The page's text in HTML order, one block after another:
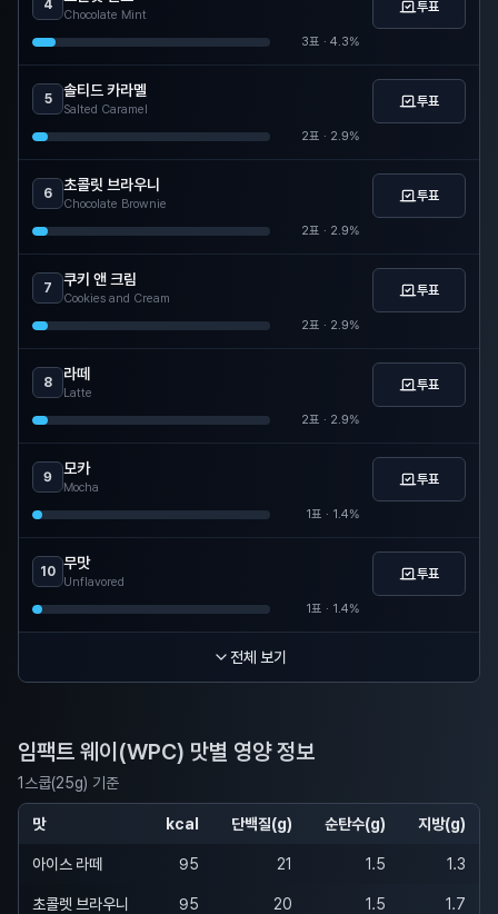
4
Chocolate Mint
3표 · 4.3%
투표
5 솔티드 카라멜
Salted Caramel
2표 · 2.9%
투표
6 초콜릿 브라우니
Chocolate Brownie
2표 · 2.9%
투표
7 쿠키 앤 크림
Cookies and Cream
2표 · 2.9%
투표
8 라떼
Latte
2표 · 2.9%
투표
9 모카
Mocha
1표 · 1.4%
투표
10 무맛
Unflavored
1표 · 1.4%
투표
전체 보기
임팩트 웨이(WPC) 맛별 영양 정보
1스쿱(25g) 기준
맛 kcal 단백질(g) 순탄수(g) 지방(g)
아이스 라떼 95 21 1.5 1.3
초콜렛 브라우니 95 20 1.5 1.7